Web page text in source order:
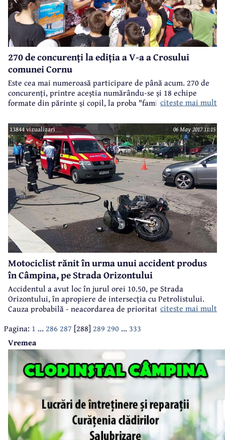
270 de concurenți la ediția a V-a a Crosului
comunei Cornu
Este cea mai numeroasă participare de până acum. 270 de
concurenți, printre aceștia numărându-se și 18 echipe
formate din părinte și copil, la proba "family run". Surpriza
elevi de la Școala de Agenți de Poliție "Vasile Lascăr" din
Câmpina.
citeste mai mult
13844 vizualizari 06 May 2017 11:15
Motociclist rănit în urma unui accident produs
în Câmpina, pe Strada Orizontului
Accidentul a avut loc în jurul orei 10.50, pe Strada
Orizontului, în apropiere de intersecția cu Petrolistului.
Cauza probabilă - neacordarea de prioritate de către
citeste mai mult
Pagina: 1 ... 286 287 [288] 289 290 ... 333
Vremea